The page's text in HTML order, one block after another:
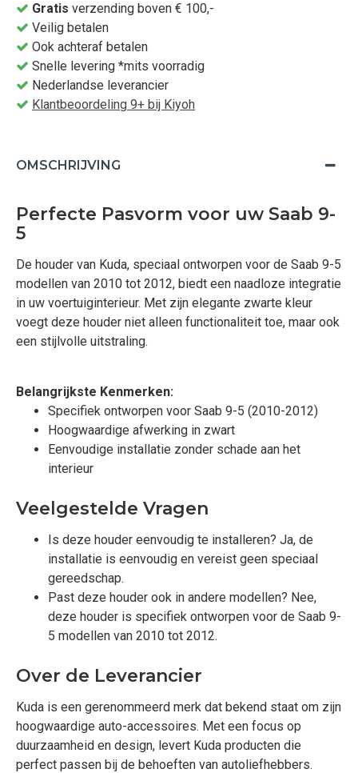
Gratis verzending boven € 100,-
Veilig betalen
Ook achteraf betalen
Snelle levering *mits voorradig
Nederlandse leverancier
Klantbeoordeling 9+ bij Kiyoh
OMSCHRIJVING
Perfecte Pasvorm voor uw Saab 9-
5
De houder van Kuda, speciaal ontworpen voor de Saab 9-5
modellen van 2010 tot 2012, biedt een naadloze integratie
in uw voertuiginterieur. Met zijn elegante zwarte kleur
voegt deze houder niet alleen functionaliteit toe, maar ook
een stijlvolle uitstraling.
Belangrijkste Kenmerken:
Specifiek ontworpen voor Saab 9-5 (2010-2012)
Hoogwaardige afwerking in zwart
Eenvoudige installatie zonder schade aan het
interieur
Veelgestelde Vragen
Is deze houder eenvoudig te installeren? Ja, de
installatie is eenvoudig en vereist geen speciaal
gereedschap.
Past deze houder ook in andere modellen? Nee,
deze houder is specifiek ontworpen voor de Saab 9-
5 modellen van 2010 tot 2012.
Over de Leverancier
Kuda is een gerenommeerd merk dat bekend staat om zijn
hoogwaardige auto-accessoires. Met een focus op
duurzaamheid en design, levert Kuda producten die
perfect passen bij de behoeften van autoliefhebbers.